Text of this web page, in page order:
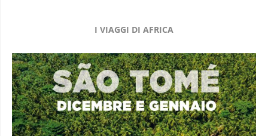
I VIAGGI DI AFRICA